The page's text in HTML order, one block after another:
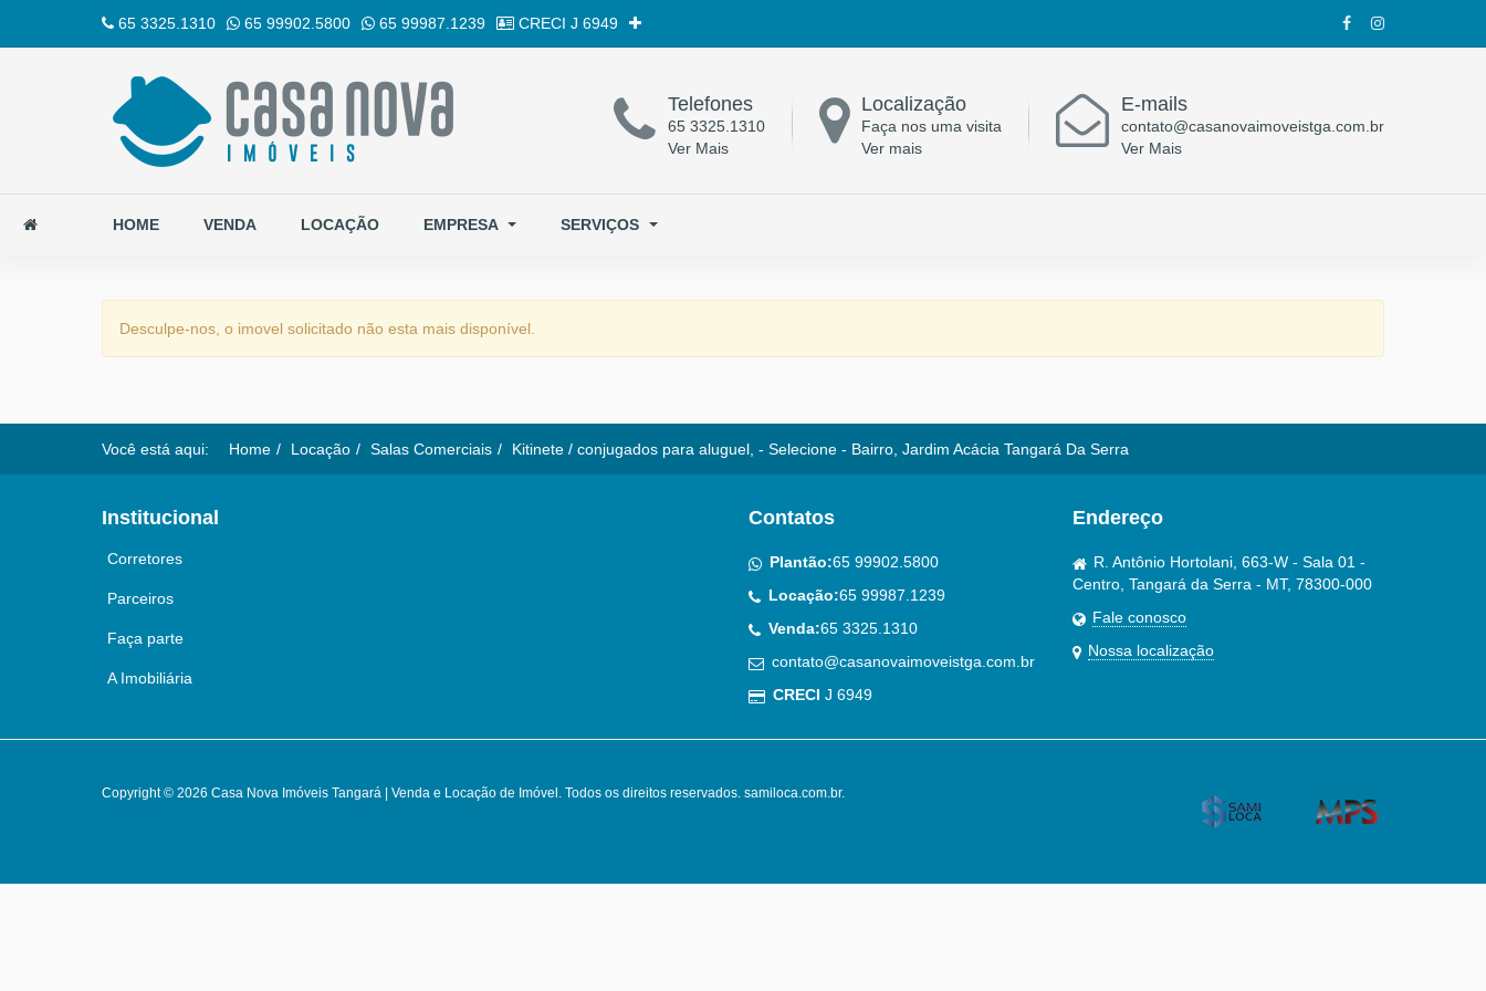
65 3325.1310 65 99902.5800 65 99987.1239 CRECI J 6949
Telefones
65 3325.1310
Ver Mais
Localização
Faça nos uma visita
Ver mais
E-mails
contato@casanovaimoveistga.com.br
Ver Mais
HOME VENDA LOCAÇÃO EMPRESA SERVIÇOS
Desculpe-nos, o imovel solicitado não esta mais disponível.
Você está aqui: Home Locação Salas Comerciais Kitinete / conjugados para aluguel, - Selecione - Bairro, Jardim Acácia Tangará Da Serra
Institucional
Corretores
Parceiros
Faça parte
A Imobiliária
Contatos
Plantão:65 99902.5800
Locação:65 99987.1239
Venda:65 3325.1310
contato@casanovaimoveistga.com.br
CRECI J 6949
Endereço
R. Antônio Hortolani, 663-W - Sala 01 -
Centro, Tangará da Serra - MT, 78300-000
Fale conosco
Nossa localização
Copyright © 2026 Casa Nova Imóveis Tangará | Venda e Locação de Imóvel. Todos os direitos reservados. samiloca.com.br.